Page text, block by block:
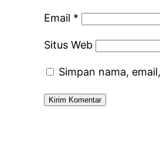
Email *
Situs Web
Simpan nama,